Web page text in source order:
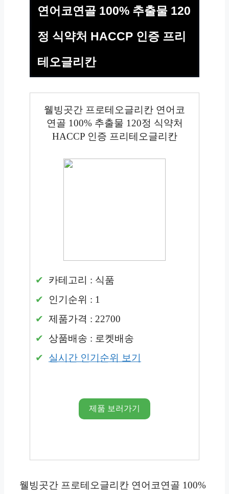
연어코연골 100% 추출물 120
정 식약처 HACCP 인증 프리
테오글리칸
웰빙곳간 프로테오글리칸 연어코
연골 100% 추출물 120정 식약처
HACCP 인증 프리테오글리칸
카테고리 : 식품
인기순위 : 1
제품가격 : 22700
상품배송 : 로켓배송
실시간 인기순위 보기
제품 보러가기
웰빙곳간 프로테오글리칸 연어코연골 100%